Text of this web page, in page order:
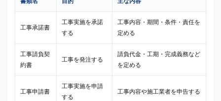
工事承諾書
工事実施を承諾
する
工事内容・期間・条件・責任を
定める
工事請負契
約書
工事を発注する
請負代金・工期・完成義務など
を定める
工事申請書
工事実施を申請
する
工事内容や施工業者を申告する